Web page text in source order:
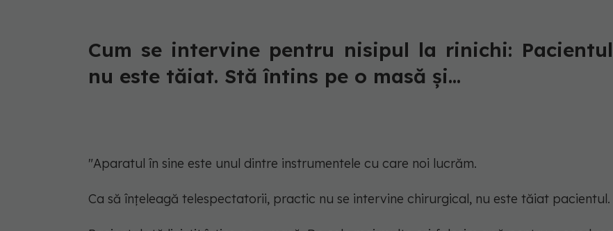
Cum se intervine pentru nisipul la rinichi: Pacientul
nu este tăiat. Stă întins pe o masă și...
"Aparatul în sine este unul dintre instrumentele cu care noi lucrăm.
Ca să înțeleagă telespectatorii, practic nu se intervine chirurgical, nu este tăiat pacientul.